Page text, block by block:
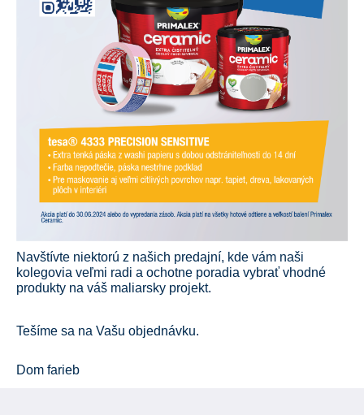
Navštívte niektorú z našich predajní, kde vám naši
kolegovia veľmi radi a ochotne poradia vybrať vhodné
produkty na váš maliarsky projekt.
Tešíme sa na Vašu objednávku.
Dom farieb